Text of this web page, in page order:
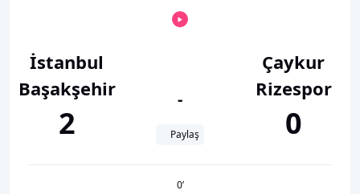
İstanbul
Başakşehir
2
-
Paylaş
Çaykur
Rizespor
0
0’